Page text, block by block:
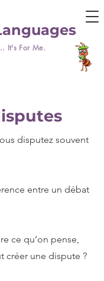
It's For Me.
disputez souvent
entre un débat
ce qu’on pense,
créer une dispute ?